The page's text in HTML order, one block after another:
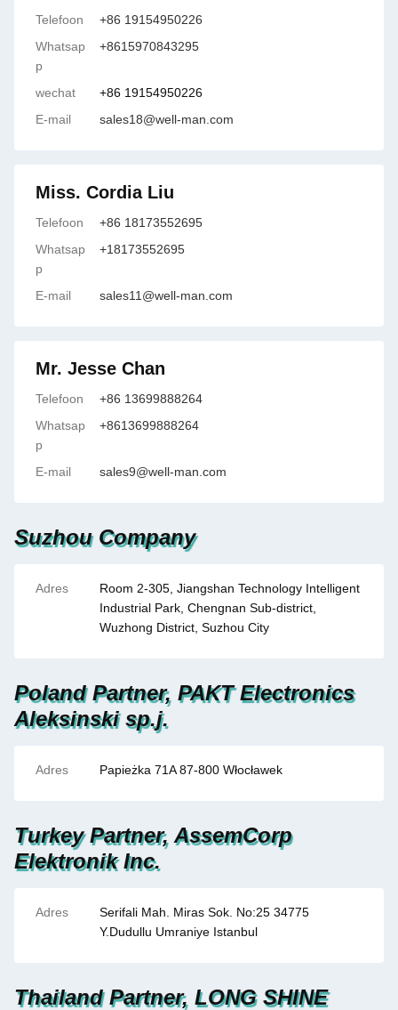
Telefoon
+86 19154950226
Whatsap
p
+8615970843295
wechat
+86 19154950226
E-mail
sales18@well-man.com
Miss. Cordia Liu
Telefoon
+86 18173552695
Whatsap
p
+18173552695
E-mail sales11@well-man.com
Mr. Jesse Chan
Telefoon
+86 13699888264
Whatsap
p
+8613699888264
E-mail sales9@well-man.com
Suzhou Company
Adres
Room 2-305, Jiangshan Technology Intelligent
Industrial Park, Chengnan Sub-district,
Wuzhong District, Suzhou City
Poland Partner, PAKT Electronics
Aleksinski sp.j.
Adres Papieżka 71A 87-800 Włocławek
Turkey Partner, AssemCorp
Elektronik Inc.
Adres
Serifali Mah. Miras Sok. No:25 34775
Y.Dudullu Umraniye Istanbul
Thailand Partner, LONG SHINE